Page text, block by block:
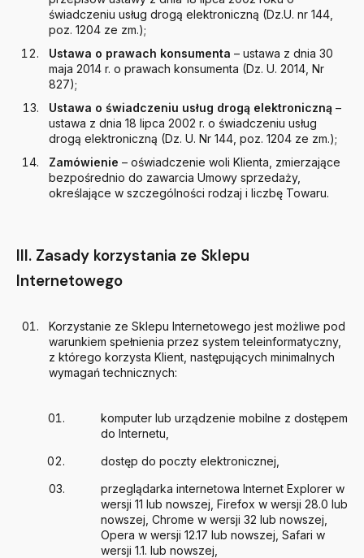
świadczeniu usług drogą elektroniczną (Dz.U. nr 144,
poz. 1204 ze zm.);
Ustawa o prawach konsumenta – ustawa z dnia 30
maja 2014 r. o prawach konsumenta (Dz. U. 2014, Nr
827);
Ustawa o świadczeniu usług drogą elektroniczną –
ustawa z dnia 18 lipca 2002 r. o świadczeniu usług
drogą elektroniczną (Dz. U. Nr 144, poz. 1204 ze zm.);
Zamówienie – oświadczenie woli Klienta, zmierzające
bezpośrednio do zawarcia Umowy sprzedaży,
określające w szczególności rodzaj i liczbę Towaru.
III. Zasady korzystania ze Sklepu
Internetowego
Korzystanie ze Sklepu Internetowego jest możliwe pod
warunkiem spełnienia przez system teleinformatyczny,
z którego korzysta Klient, następujących minimalnych
wymagań technicznych:
komputer lub urządzenie mobilne z dostępem
do Internetu,
dostęp do poczty elektronicznej,
przeglądarka internetowa Internet Explorer w
wersji 11 lub nowszej, Firefox w wersji 28.0 lub
nowszej, Chrome w wersji 32 lub nowszej,
Opera w wersji 12.17 lub nowszej, Safari w
wersji 1.1. lub nowszej,